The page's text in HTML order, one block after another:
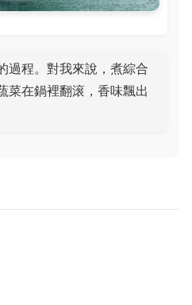
過程。對我來說，煮綜合
菜在鍋裡翻滚，香味飄出